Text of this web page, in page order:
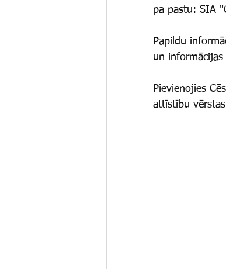
pa pastu: SIA
Papildu
un
Pievienojies
attīstību